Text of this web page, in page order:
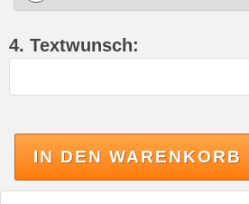
4. Textwunsch:
IN DEN WARENKORB